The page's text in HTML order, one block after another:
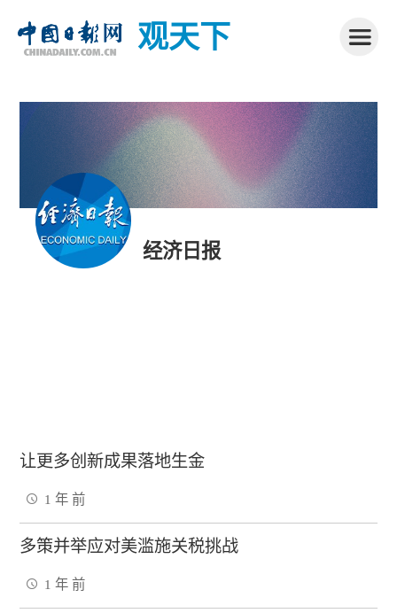
观天下
经济日报
让更多创新成果落地生金
1 年 前
多策并举应对美滥施关税挑战
1 年 前